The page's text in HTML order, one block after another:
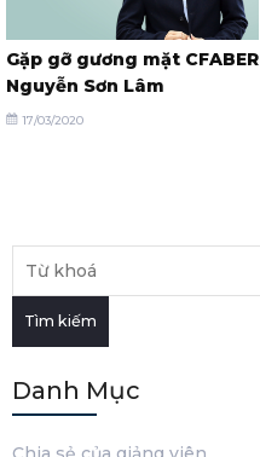
Gặp gỡ gương mặt CFABER
Nguyễn Sơn Lâm
17/03/2020
Tìm kiếm
Danh Mục